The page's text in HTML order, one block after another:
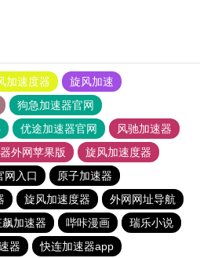
加速度器
旋风加速
狗急加速器官网
优途加速器官网
风驰加速器
外网苹果版
旋风加速度器
网入口
原子加速器
旋风加速度器
外网网址导航
飙加速器 哔咔漫画
瑞乐小说
器
快连加速器app